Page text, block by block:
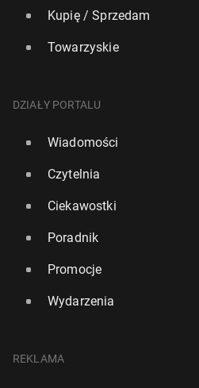
Kupię / Sprzedam
Towarzyskie
DZIAŁY PORTALU
Wiadomości
Czytelnia
Ciekawostki
Poradnik
Promocje
Wydarzenia
REKLAMA